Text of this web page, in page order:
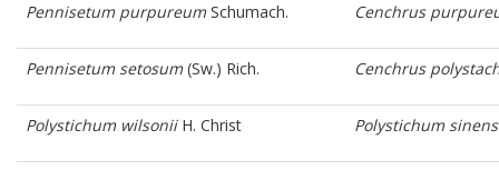
Pennisetum purpureumSchumach. Cenchrus
Pennisetum setosum(Sw.) Rich. Cenchrus
Polystichum wilsoniiH. Christ Polystichum